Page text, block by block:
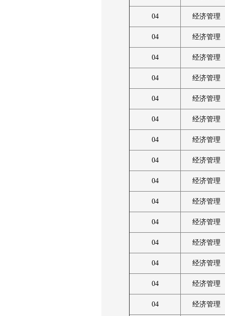
04 经济管理
04 经济管理
04 经济管理
04 经济管理
04 经济管理
04 经济管理
04 经济管理
04 经济管理
04 经济管理
04 经济管理
04 经济管理
04 经济管理
04 经济管理
04 经济管理
04 经济管理